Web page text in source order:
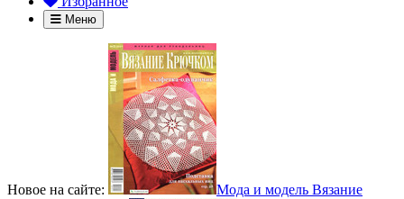
Меню
Новое на сайте: Мода и модель Вязание